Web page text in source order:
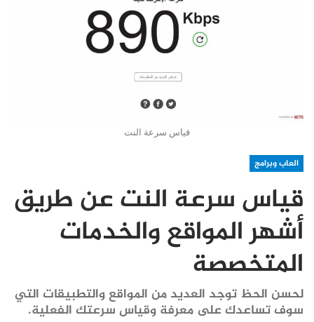
قياس سرعة النت
العاب وبرامج
قياس سرعة النت عن طريق
أشهر المواقع والخدمات
المتخصصة
لحسن الحظ توجد العديد من المواقع والتطبيقات التي
سوف تساعدك على معرفة وقياس سرعتك الفعلية.